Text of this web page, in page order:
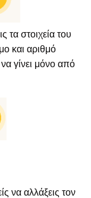
τα στοιχεία του
και αριθμό
γίνει μόνο από
να αλλάξεις τον